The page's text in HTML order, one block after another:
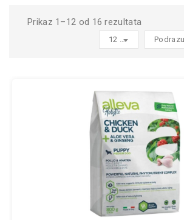
Prikaz 1–12 od 16 rezultata
12 products per page